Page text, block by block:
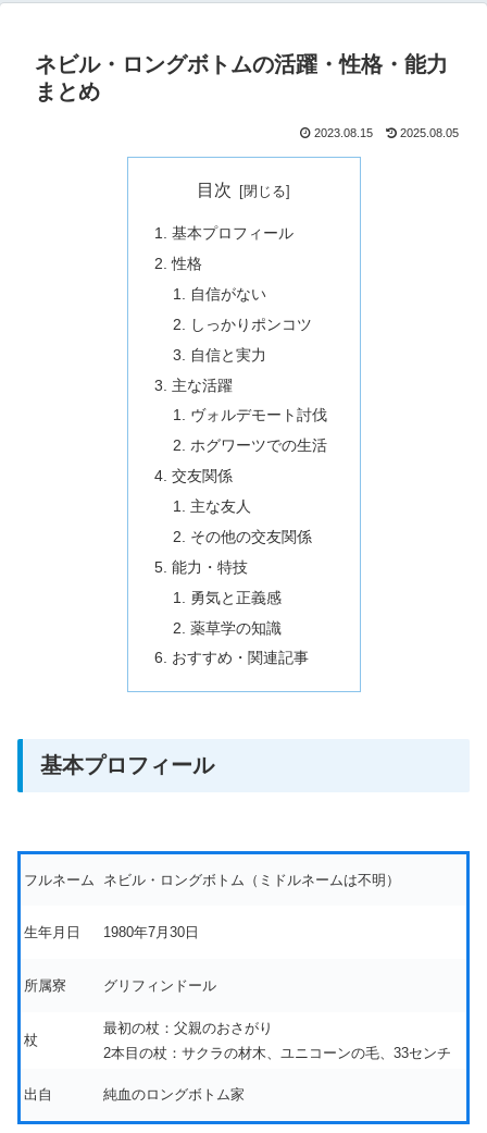
ネビル・ロングボトムの活躍・性格・能力
まとめ
2023.08.15 2025.08.05
目次
基本プロフィール
性格
自信がない
しっかりポンコツ
自信と実力
主な活躍
ヴォルデモート討伐
ホグワーツでの生活
交友関係
主な友人
その他の交友関係
能力・特技
勇気と正義感
薬草学の知識
おすすめ・関連記事
基本プロフィール
フルネーム ネビル・ロングボトム（ミドルネームは不明）
生年月日 1980年7月30日
所属寮 グリフィンドール
杖
最初の杖：父親のおさがり
2本目の杖：サクラの材木、ユニコーンの毛、33センチ
出自 純血のロングボトム家